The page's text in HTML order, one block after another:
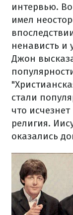
интервью.
имел
ненависть и
Джон
стали
что
религия.
оказались